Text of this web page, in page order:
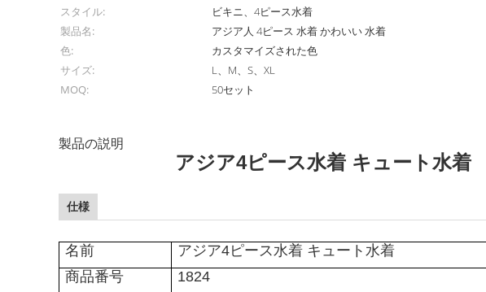
スタイル:
ビキニ、4ピース水着
製品名:
アジア人 4ピース 水着 かわいい 水着
色:
カスタマイズされた色
サイズ:
L、M、S、XL
MOQ:
50セット
製品の説明
アジア4ピース水着 キュート水着
仕様
名前
アジア4ピース水着 キュート水着
商品番号
1824